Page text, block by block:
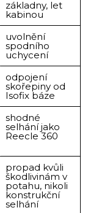
základny, let
kabinou
uvolnění
spodního
uchycení
odpojení
skořepiny od
Isofix báze
shodné
selhání jako
Reecle 360
propad kvůli
škodlivinám v
potahu, nikoli
konstrukční
selhání